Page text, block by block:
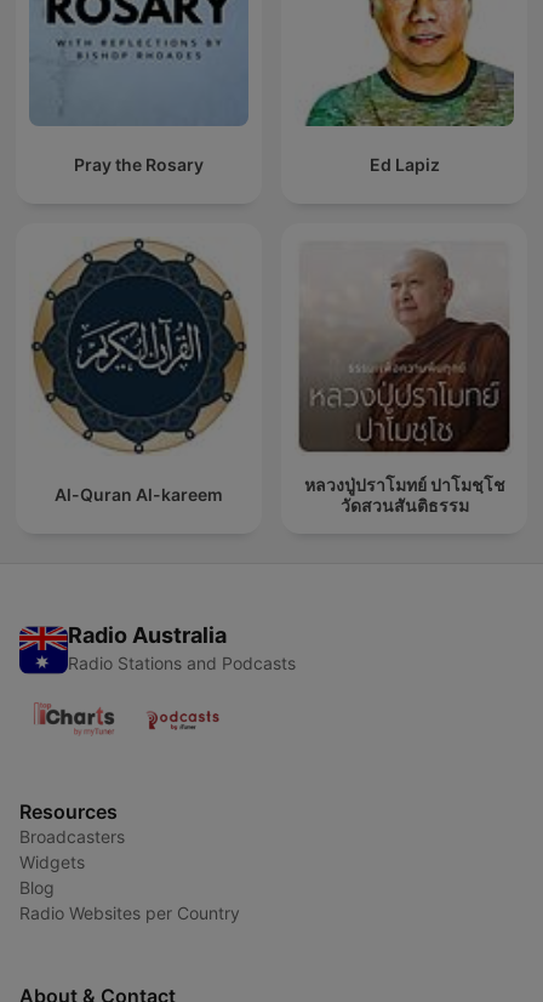
Pray the Rosary Ed Lapiz
Al-Quran Al-kareem
หลวงปู่ปราโมทย์ ปาโมชฺโช
วัดสวนสันติธรรม
Radio Australia
Radio Stations and Podcasts
Resources
Broadcasters
Widgets
Blog
Radio Websites per Country
About & Contact